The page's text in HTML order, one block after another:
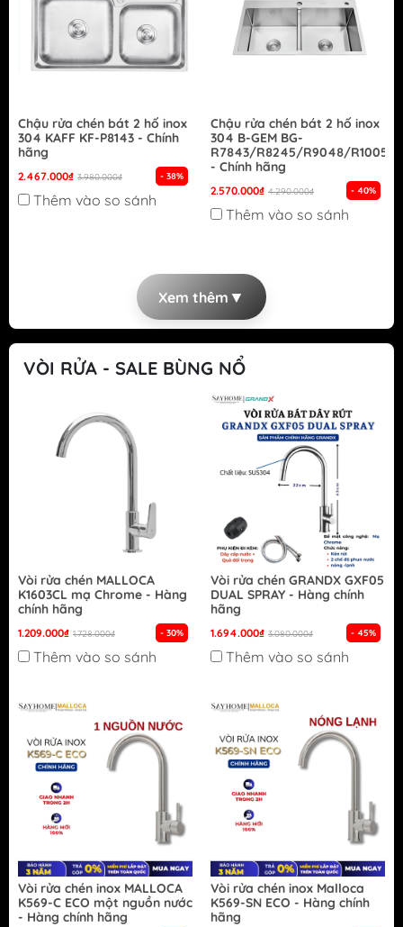
Chậu rửa chén bát 2 hố inox
304 KAFF KF-P8143 - Chính
hãng
2.467.000₫ 3.980.000₫ - 38%
Thêm vào so sánh
Chậu rửa chén bát 2 hố inox
304 B-GEM BG-
R7843/R8245/R9048/
- Chính hãng
2.570.000₫ 4.290.000₫ - 40%
Thêm vào so sánh
Xem thêm ▼
VÒI RỬA - SALE BÙNG NỔ
Vòi rửa chén MALLOCA
K1603CL mạ Chrome - Hàng
chính hãng
1.209.000₫ 1.728.000₫ - 30%
Thêm vào so sánh
Vòi rửa chén GRANDX GXF05
DUAL SPRAY - Hàng chính
hãng
1.694.000₫ 3.080.000₫ - 45%
Thêm vào so sánh
Vòi rửa chén inox MALLOCA
K569-C ECO một nguồn nước
- Hàng chính hãng
Vòi rửa chén inox Malloca
K569-SN ECO - Hàng chính
hãng